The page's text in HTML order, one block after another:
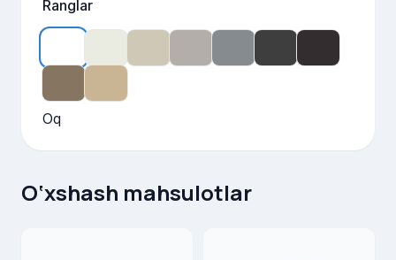
Ranglar
Oq
O‘xshash mahsulotlar